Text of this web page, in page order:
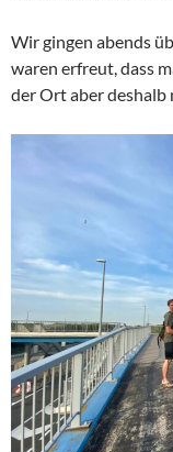
Wir gingen abends
waren erfreut, dass
der Ort aber